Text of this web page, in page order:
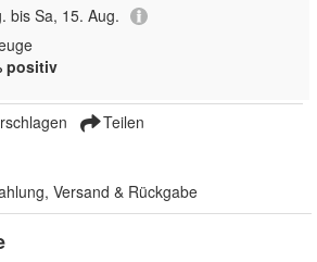
bis Sa, 15. Aug.
positiv
Teilen
Versand & Rückgabe